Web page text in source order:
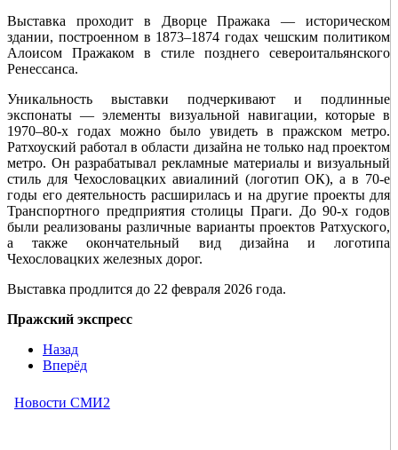
Выставка проходит в Дворце Пражака — историческом
здании, построенном в 1873–1874 годах чешским политиком
Алоисом Пражаком в стиле позднего североитальянского
Ренессанса.
Уникальность выставки подчеркивают и подлинные
экспонаты — элементы визуальной навигации, которые в
1970–80-х годах можно было увидеть в пражском метро.
Ратхоуский работал в области дизайна не только над проектом
метро. Он разрабатывал рекламные материалы и визуальный
стиль для Чехословацких авиалиний (логотип OК), а в 70-е
годы его деятельность расширилась и на другие проекты для
Транспортного предприятия столицы Праги. До 90-х годов
были реализованы различные варианты проектов Ратхуского,
а также окончательный вид дизайна и логотипа
Чехословацких железных дорог.
Выставка продлится до 22 февраля 2026 года.
Пражский экспресс
Назад
Вперёд